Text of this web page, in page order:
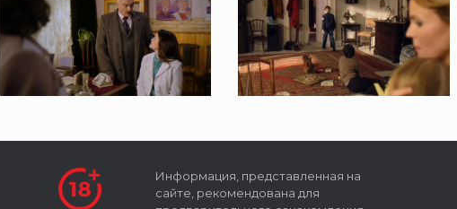
Информация, представленная на
сайте, рекомендована для